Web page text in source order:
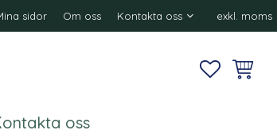
sidor Om oss Kontakta oss exkl. moms
oss